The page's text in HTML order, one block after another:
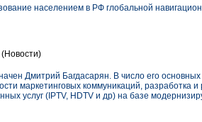
населением в РФ глобальной
(Новости)
Дмитрий Багдасарян. В число его основных
маркетинговых коммуникаций, разработка и
услуг (IPTV, HDTV и др) на базе